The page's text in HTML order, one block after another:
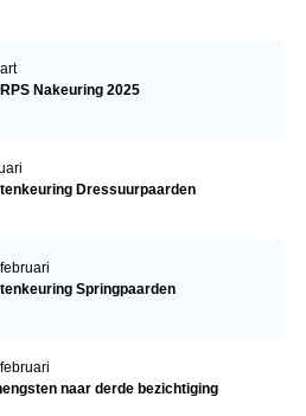
Nakeuring 2025
Dressuurpaarden
Springpaarden
naar derde bezichtiging